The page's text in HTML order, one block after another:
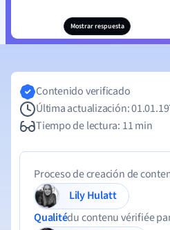
Mostrar respuesta
Contenido verificado
Última actualización:
Tiempo de lectura: 11 min
Proceso de creación de
Lily Hulatt
Qualitédu contenu vérifiée